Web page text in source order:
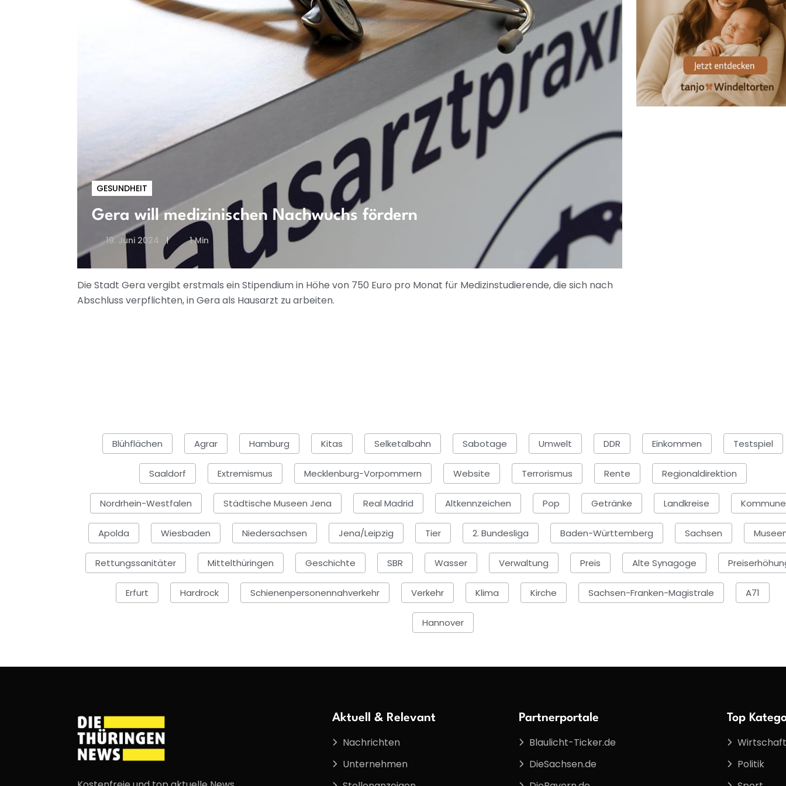
GESUNDHEIT
Gera will medizinischen Nachwuchs fördern
19. Juni 2024 1 Min
Die Stadt Gera vergibt erstmals ein Stipendium in Höhe von 750 Euro pro Monat für Medizinstudierende, die sich nach
Abschluss verpflichten, in Gera als Hausarzt zu arbeiten.
Blühflächen Agrar Hamburg Kitas Selketalbahn Sabotage Umwelt DDR Einkommen Testspiel
Saaldorf Extremismus Mecklenburg-Vorpommern Website Terrorismus Rente Regionaldirektion
Nordrhein-Westfalen Städtische Museen Jena Real Madrid Altkennzeichen Pop Getränke Landkreise Kommune
Apolda Wiesbaden Niedersachsen Jena/Leipzig Tier 2. Bundesliga Baden-Württemberg Sachsen
Rettungssanitäter Mittelthüringen Geschichte SBR Wasser Verwaltung Preis Alte Synagoge
Erfurt Hardrock Schienenpersonennahverkehr Verkehr Klima Kirche Sachsen-Franken-Magistrale A71
Hannover
Aktuell & Relevant
Nachrichten
Unternehmen
Partnerportale
Blaulicht-Ticker.de
DieSachsen.de
Top
Wirtschaft
Politik